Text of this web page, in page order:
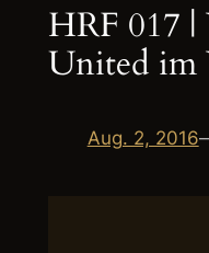
HRF 017
United im
Aug. 2, 2016